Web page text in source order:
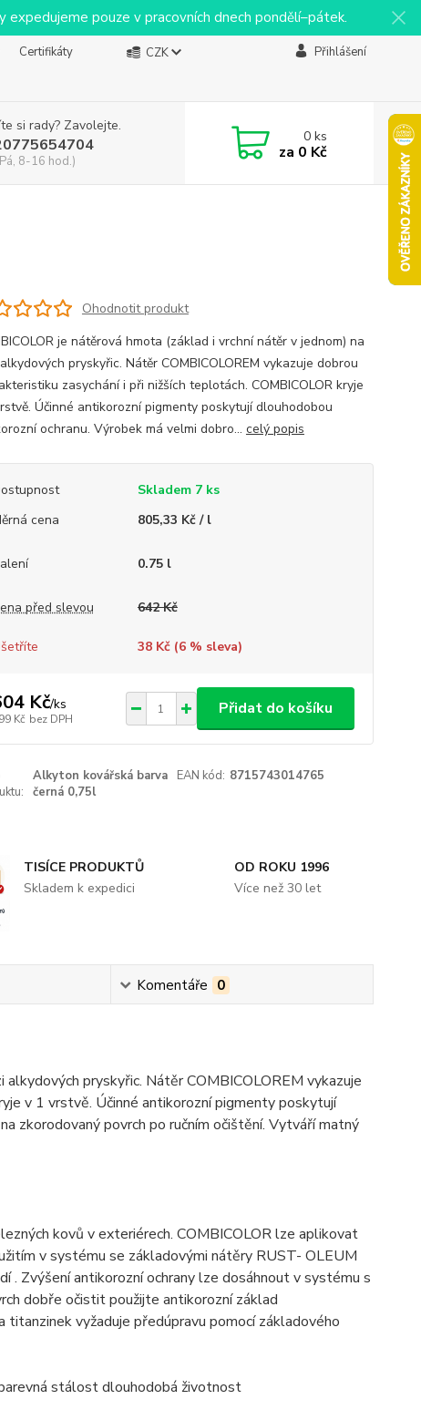
expedujeme pouze v pracovních dnech pondělí–pátek.
Certifikáty
CZK Přihlášení
si rady? Zavolejte.
8-16 hod.)
0ks
za 0 Kč
Ohodnotit produkt
je nátěrová hmota (základ i vrchní nátěr v jednom) na
pryskyřic. Nátěr COMBICOLOREM vykazuje dobrou
zasychání i při nižších teplotách. COMBICOLOR kryje
Účinné antikorozní pigmenty poskytují dlouhodobou
ochranu. Výrobek má velmi dobro... celý popis
Skladem 7 ks
cena
805,33 Kč / l
0.75 l
před slevou 642 Kč
38 Kč (6% sleva)
Kč/ks
Kč bez DPH
Přidat do košíku
Alkyton kovářská barva
černá 0,75l
EAN kód: 8715743014765
TISÍCE PRODUKTŮ
Skladem k expedici
OD ROKU 1996
Více než 30 let
Komentáře 0
pryskyřic. Nátěr COMBICOLOREM vykazuje
v 1 vrstvě. Účinné antikorozní pigmenty poskytují
zkorodovaný povrch po ručním očištění. Vytváří matný
kovů v exteriérech. COMBICOLOR lze aplikovat
v systému se základovými nátěry RUST- OLEUM
Zvýšení antikorozní ochrany lze dosáhnout v systému s
dobře očistit použijte antikorozní základ
vyžaduje předúpravu pomocí základového
stálost dlouhodobá životnost